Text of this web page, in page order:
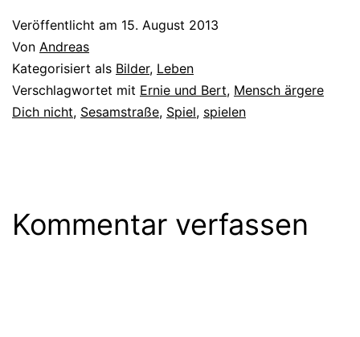
Veröffentlicht am 15. August 2013
Von Andreas
Kategorisiert als Bilder, Leben
Verschlagwortet mit Ernie und Bert, Mensch ärgere
Dich nicht, Sesamstraße, Spiel, spielen
Kommentar verfassen